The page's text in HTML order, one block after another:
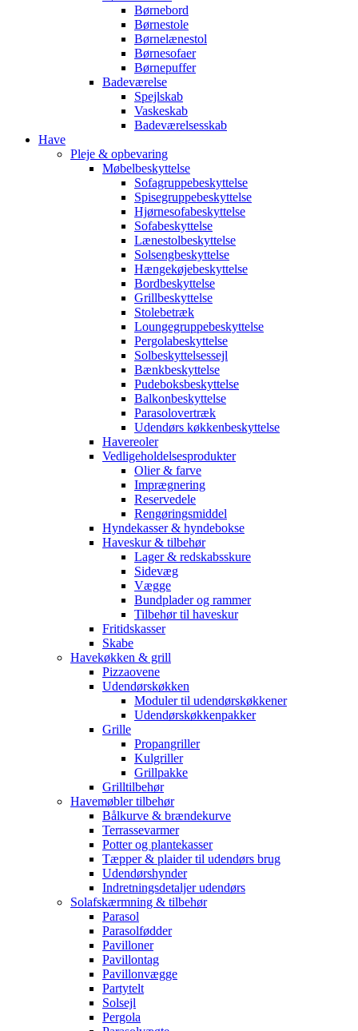
Børnebord
Børnestole
Børnelænestol
Børnesofaer
Børnepuffer
Badeværelse
Spejlskab
Vaskeskab
Badeværelsesskab
Have
Pleje & opbevaring
Møbelbeskyttelse
Sofagruppebeskyttelse
Spisegruppebeskyttelse
Hjørnesofabeskyttelse
Sofabeskyttelse
Lænestolbeskyttelse
Solsengbeskyttelse
Hængekøjebeskyttelse
Bordbeskyttelse
Grillbeskyttelse
Stolebetræk
Loungegruppebeskyttelse
Pergolabeskyttelse
Solbeskyttelsessejl
Bænkbeskyttelse
Pudeboksbeskyttelse
Balkonbeskyttelse
Parasolovertræk
Udendørs køkkenbeskyttelse
Havereoler
Vedligeholdelsesprodukter
Olier & farve
Imprægnering
Reservedele
Rengøringsmiddel
Hyndekasser & hyndebokse
Haveskur & tilbehør
Lager & redskabsskure
Sidevæg
Vægge
Bundplader og rammer
Tilbehør til haveskur
Fritidskasser
Skabe
Havekøkken & grill
Pizzaovene
Udendørskøkken
Moduler til udendørskøkkener
Udendørskøkkenpakker
Grille
Propangriller
Kulgriller
Grillpakke
Grilltilbehør
Havemøbler tilbehør
Bålkurve & brændekurve
Terrassevarmer
Potter og plantekasser
Tæpper & plaider til udendørs brug
Udendørshynder
Indretningsdetaljer udendørs
Solafskærmning & tilbehør
Parasol
Parasolfødder
Pavilloner
Pavillontag
Pavillonvægge
Partytelt
Solsejl
Pergola